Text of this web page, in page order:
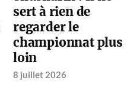
sert à rien de
regarder le
championnat plus
loin
8 juillet 2026